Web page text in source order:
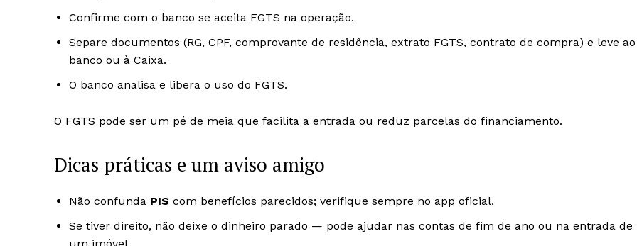
Confirme com o banco se aceita FGTS na operação.
Separe documentos (RG, CPF, comprovante de residência, extrato FGTS, contrato de compra) e leve ao
banco ou à Caixa.
O banco analisa e libera o uso do FGTS.
O FGTS pode ser um pé de meia que facilita a entrada ou reduz parcelas do financiamento.
Dicas práticas e um aviso amigo
Não confunda PIS com benefícios parecidos; verifique sempre no app oficial.
Se tiver direito, não deixe o dinheiro parado — pode ajudar nas contas de fim de ano ou na entrada de